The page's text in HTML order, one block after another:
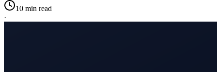
10 min read
·